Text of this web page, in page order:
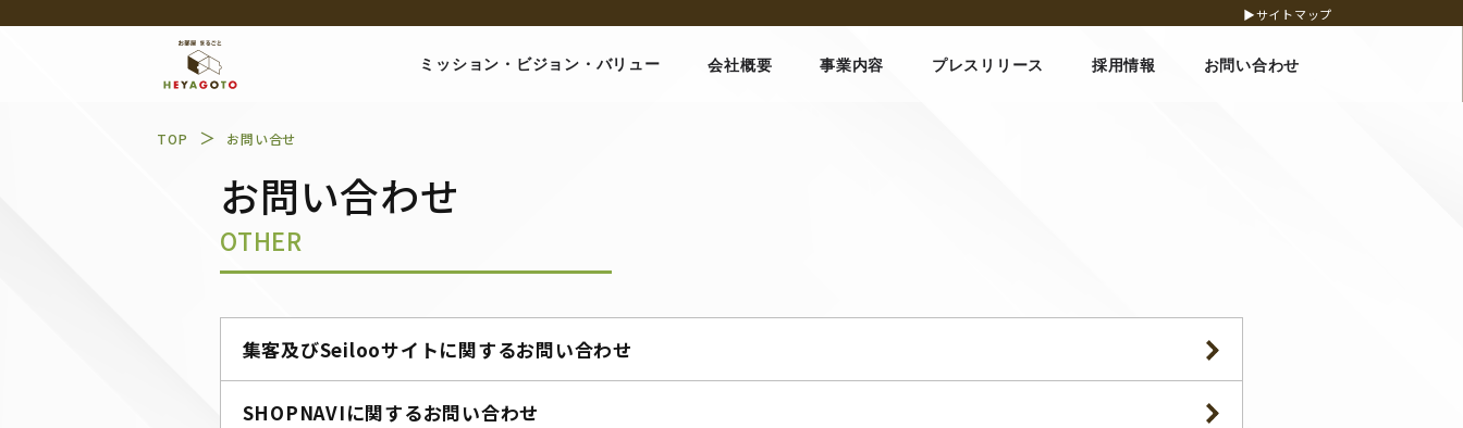
▶サイトマップ
ミッション・ビジョン・バリュー 会社概要 事業内容 プレスリリース 採用情報 お問い合わせ
TOP ＞ お問い合せ
お問い合わせ
OTHER
集客及びSeilooサイトに関するお問い合わせ
SHOPNAVIに関するお問い合わせ